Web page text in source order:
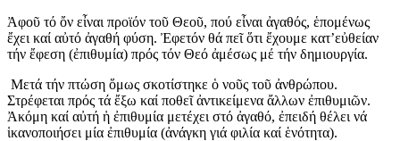
Ἀφοῦ τό ὄν εἶναι προϊόν τοῦ Θεοῦ, πού εἶναι ἀγαθός, ἑπομένως
ἔχει καί αὐτό ἀγαθή φύση. Ἐφετόν θά πεῖ ὅτι ἔχουμε κατ’εὐθείαν
τήν ἔφεση (ἐπιθυμία) πρός τόν Θεό ἀμέσως μέ τήν δημιουργία.
Μετά τήν πτώση ὅμως σκοτίστηκε ὁ νοῦς τοῦ ἀνθρώπου.
Στρέφεται πρός τά ἔξω καί ποθεῖ ἀντικείμενα ἄλλων ἐπιθυμιῶν.
Ἀκόμη καί αὐτή ἡ ἐπιθυμία μετέχει στό ἀγαθό, ἐπειδή θέλει νά
ἱκανοποιήσει μία ἐπιθυμία (ἀνάγκη γιά φιλία καί ἑνότητα).